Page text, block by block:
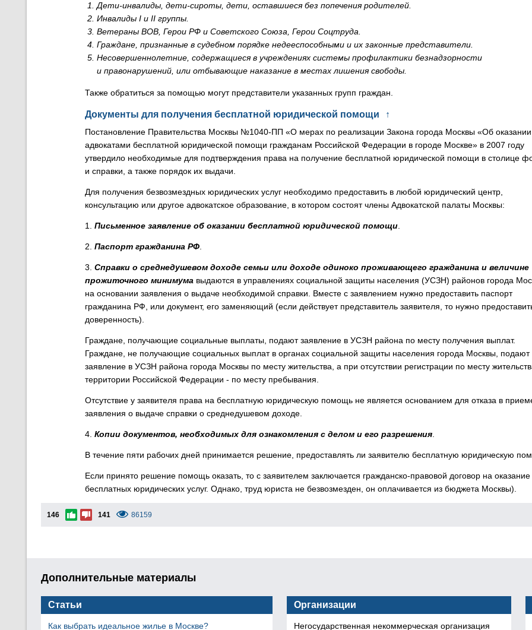
Дети-инвалиды, дети-сироты, дети, оставшиеся без попечения родителей.
Инвалиды I и II группы.
Ветераны ВОВ, Герои РФ и Советского Союза, Герои Соцтруда.
Граждане, признанные в судебном порядке недееспособными и их законные представители.
Несовершеннолетние, содержащиеся в учреждениях системы профилактики безнадзорности
и правонарушений, или отбывающие наказание в местах лишения свободы.
Также обратиться за помощью могут представители указанных групп граждан.
Документы для получения бесплатной юридической помощи ↑
Постановление Правительства Москвы №1040-ПП «О мерах по реализации Закона города Москвы «Об оказании
адвокатами бесплатной юридической помощи гражданам Российской Федерации в городе Москве» в 2007 году
утвердило необходимые для подтверждения права на получение бесплатной юридической помощи в столице
и справки, а также порядок их выдачи.
Для получения безвозмездных юридических услуг необходимо предоставить в любой юридический центр,
консультацию или другое адвокатское образование, в котором состоят члены Адвокатской палаты Москвы:
1. Письменное заявление об оказании бесплатной юридической помощи
2. Паспорт гражданина РФ
3. Справки о среднедушевом доходе семьи или доходе одиноко проживающего гражданина и величине
прожиточного минимума выдаются в управлениях социальной защиты населения (УСЗН) районов города
на основании заявления о выдаче необходимой справки. Вместе с заявлением нужно предоставить паспорт
гражданина РФ, или документ, его заменяющий (если действует представитель заявителя, то нужно
доверенность).
Граждане, получающие социальные выплаты, подают заявление в УСЗН района по месту получения выплат.
Граждане, не получающие социальных выплат в органах социальной защиты населения города Москвы, подают
заявление в УСЗН района города Москвы по месту жительства, а при отсутствии регистрации по месту
территории Российской Федерации - по месту пребывания.
Отсутствие у заявителя права на бесплатную юридическую помощь не является основанием для отказа в
заявления о выдаче справки о среднедушевом доходе.
4. Копии документов, необходимых для ознакомления с делом и его разрешения
В течение пяти рабочих дней принимается решение, предоставлять ли заявителю бесплатную юридическую
Если принято решение помощь оказать, то с заявителем заключается гражданско-правовой договор на оказание
бесплатных юридических услуг. Однако, труд юриста не безвозмезден, он оплачивается из бюджета Москвы).
146 141 86159
Дополнительные материалы
Статьи
Как выбрать идеальное жилье в Москве?
Организации
Негосударственная некоммерческая организация